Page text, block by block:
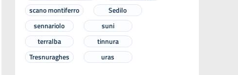
scano montiferro
Sedilo
sennariolo
suni
terralba
tinnura
Tresnuraghes
uras